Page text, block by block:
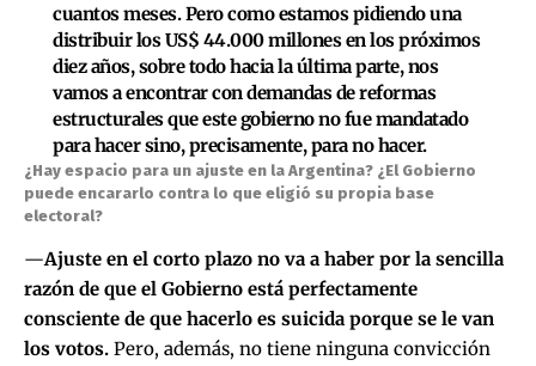
cuantos meses. Pero como estamos pidiendo una
distribuir los US$ 44.000 millones en los próximos
diez años, sobre todo hacia la última parte, nos
vamos a encontrar con demandas de reformas
estructurales que este gobierno no fue mandatado
para hacer sino, precisamente, para no hacer.
¿Hay espacio para un ajuste en la Argentina? ¿El Gobierno
puede encararlo contra lo que eligió su propia base
electoral?
—Ajuste en el corto plazo no va a haber por la sencilla
razón de que el Gobierno está perfectamente
consciente de que hacerlo es suicida porque se le van
los votos. Pero, además, no tiene ninguna convicción